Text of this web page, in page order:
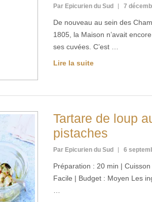
Par Epicurien du Sud 7
De nouveau au sein des
1805, la Maison n’avait
ses cuvées. C’est …
Lire la suite
Tartare de loup
pistaches
Par Epicurien du Sud 6
Préparation : 20 min |
Facile | Budget : Moyen Les